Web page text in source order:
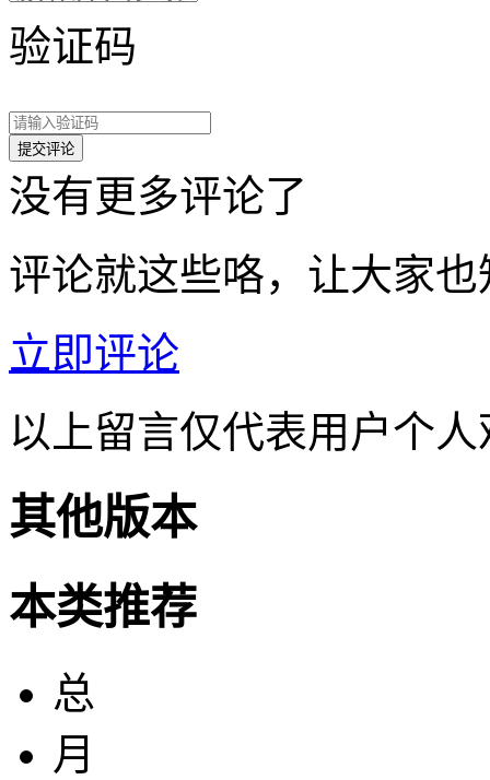
验证码
没有更多评论了
评论就这些咯，让大家
立即评论
以上留言仅代表用户个
其他版本
本类推荐
总
月